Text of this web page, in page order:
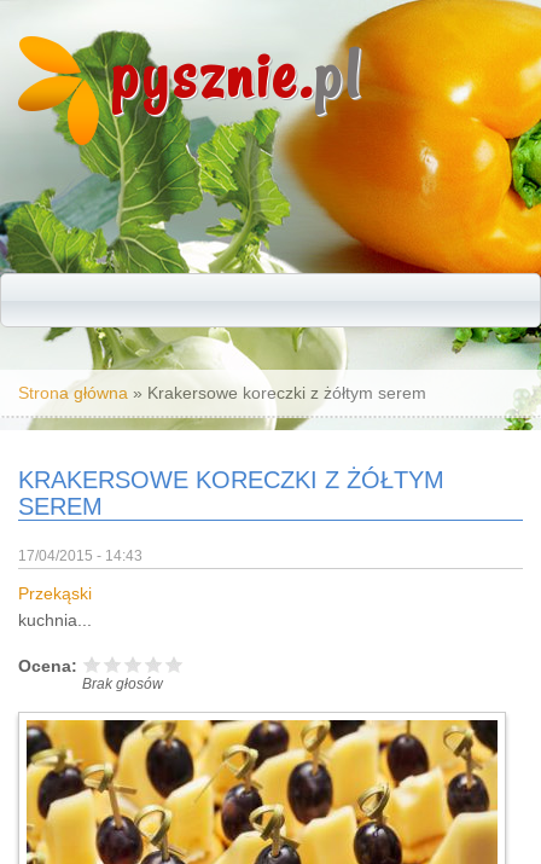
pysznie.pl
Jesteś tutaj
Strona główna » Krakersowe koreczki z żółtym serem
KRAKERSOWE KORECZKI Z ŻÓŁTYM
SEREM
17/04/2015 - 14:43
Przekąski
kuchnia...
Ocena:
Brak głosów